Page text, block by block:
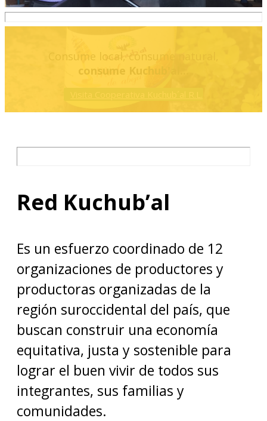
Consume local, consume natural,
consume Kuchub'al...
Red Kuchub’al
Es un esfuerzo coordinado de 12
organizaciones de productores y
productoras organizadas de la
región suroccidental del país, que
buscan construir una economía
equitativa, justa y sostenible para
lograr el buen vivir de todos sus
integrantes, sus familias y
comunidades.